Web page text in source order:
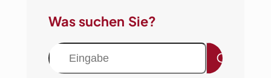
2
a
Was suchen Sie?
u